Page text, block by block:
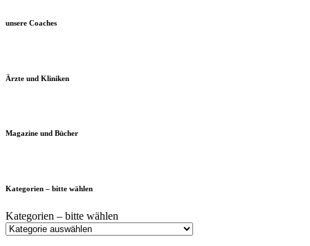
unsere Coaches
Ärzte und Kliniken
Magazine und Bücher
Kategorien – bitte wählen
Kategorien – bitte wählen